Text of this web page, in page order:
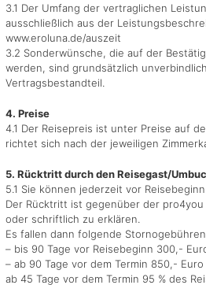
3.1 Der Umfang der vertraglichen
ausschließlich aus der
www.eroluna.de/auszeit
3.2 Sonderwünsche, die auf der
werden, sind grundsätzlich
Vertragsbestandteil.
4. Preise
4.1 Der Reisepreis ist unter Preise auf
richtet sich nach der jeweiligen
5. Rücktritt durch den Reisegast/
5.1 Sie können jederzeit vor
Der Rücktritt ist gegenüber der
oder schriftlich zu erklären.
Es fallen dann folgende
– bis 90 Tage vor Reisebeginn 300,-
– ab 90 Tage vor dem Termin 850,- Euro
ab 45 Tage vor dem Termin 95 % des